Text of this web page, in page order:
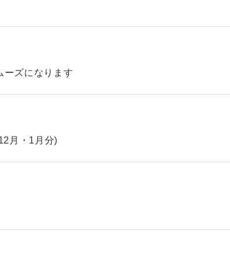
ーズになります
月・1月分)